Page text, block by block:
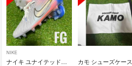
NIKE
ナイキ ユナイテッドティエンポ レジェンド 10 エリート 26.5cm カモ シューズケース